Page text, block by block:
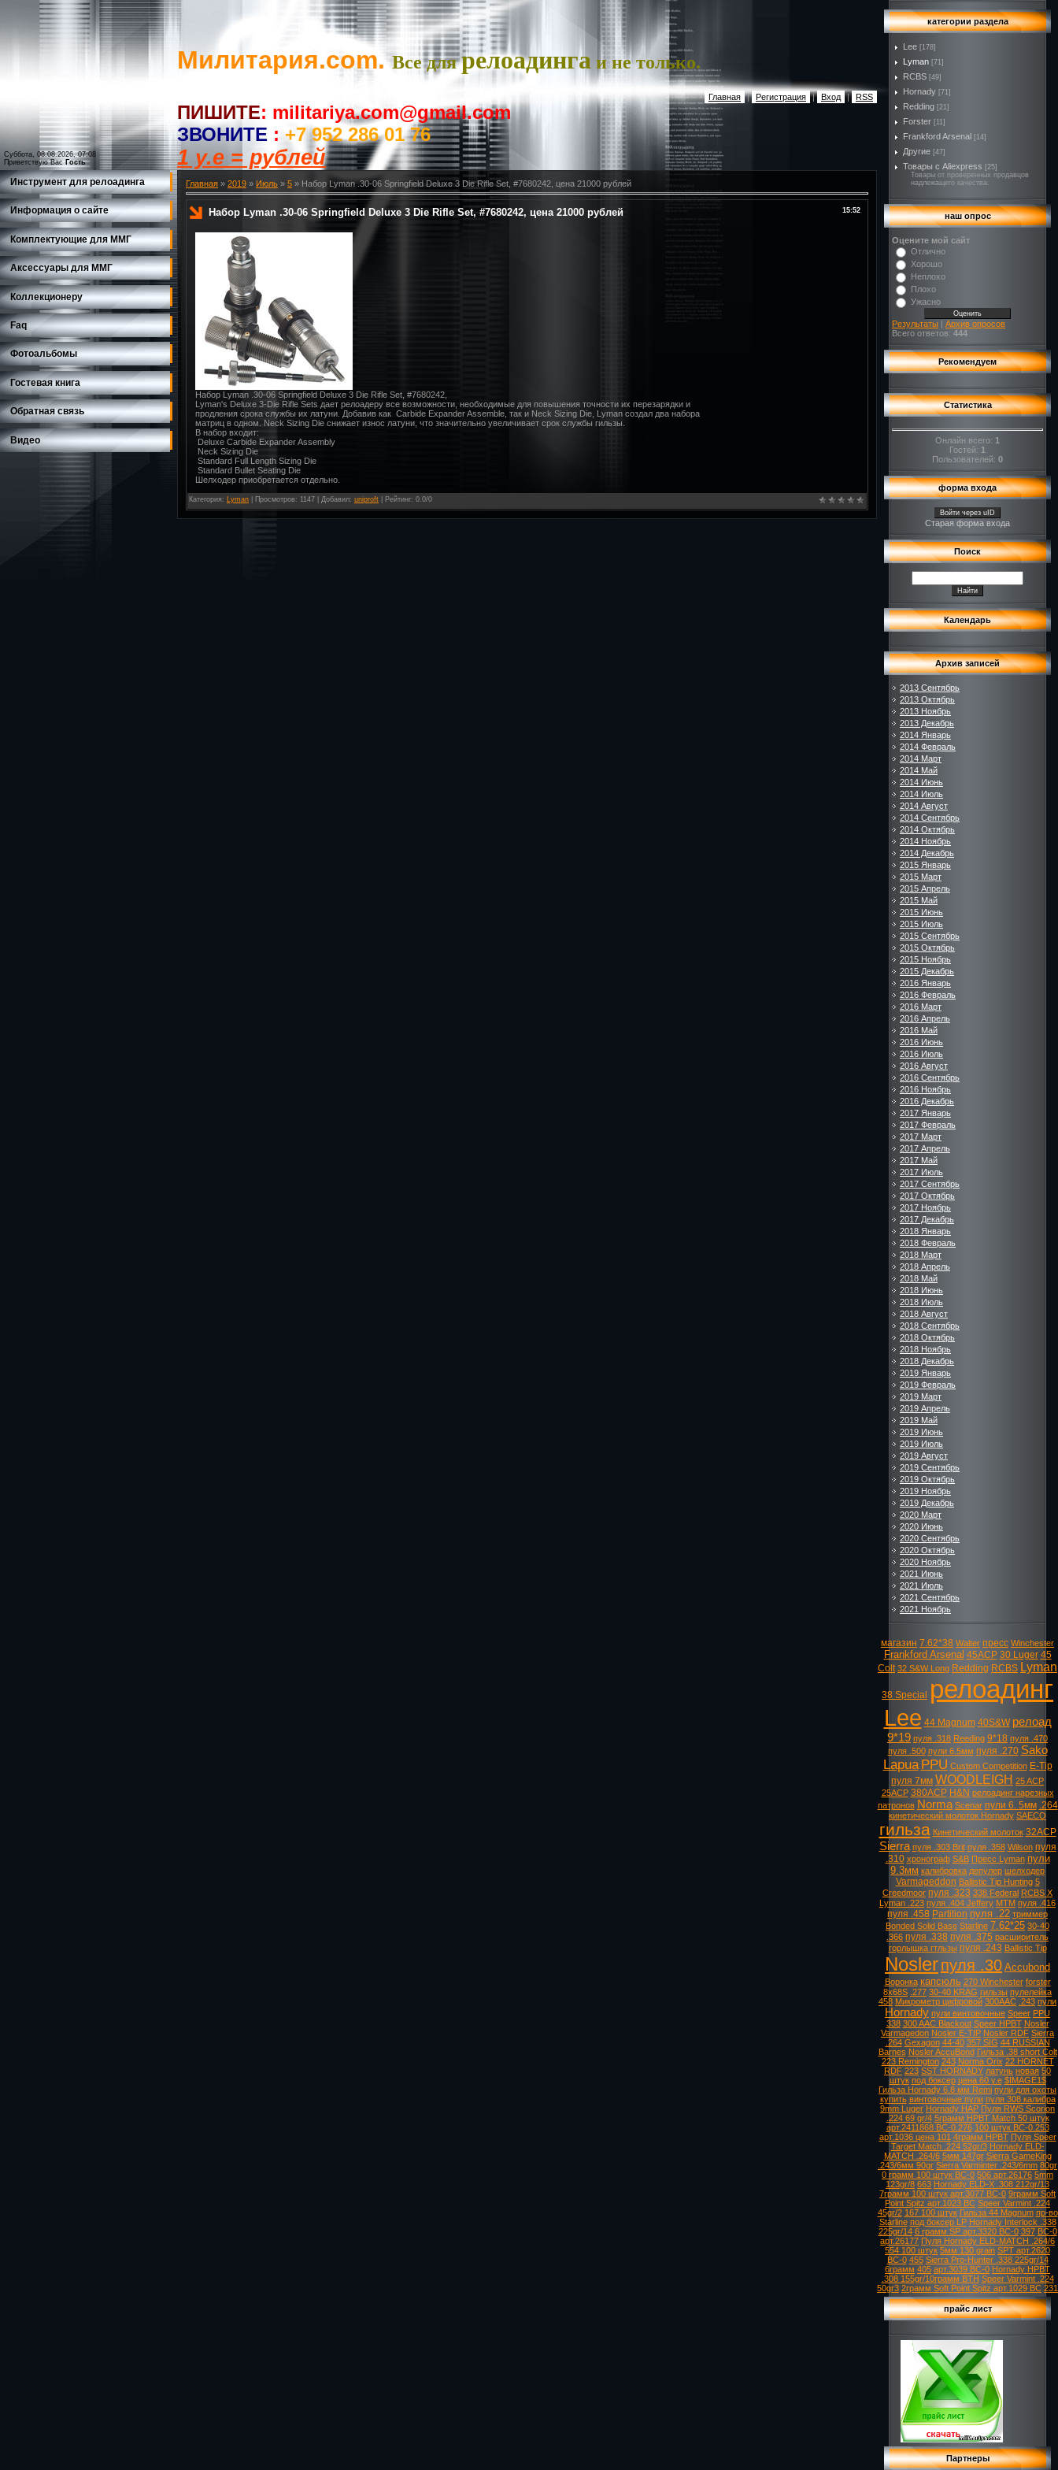
Суббота, 08.08.2026, 07:08
Приветствую Вас Гость
Милитария.com.Все длярелоадинга и не только.
Главная | Регистрация | Вход | RSS
ПИШИТЕ: militariya.com@gmail.com
ЗВОНИТЕ : +7 952 286 01 76
1 у.е = рублей
Инструмент для релоадинга
Информация о сайте
Комплектующие для ММГ
Аксессуары для ММГ
Коллекционеру
Faq
Фотоальбомы
Гостевая книга
Обратная связь
Видео
Главная » 2019 » Июль » 5 » Набор Lyman .30-06 Springfield Deluxe 3 Die Rifle Set, #7680242, цена 21000 рублей
15:52
Набор Lyman .30-06 Springfield Deluxe 3 Die Rifle Set, #7680242, цена 21000 рублей
Набор Lyman .30-06 Springfield Deluxe 3 Die Rifle Set, #7680242,
Lyman's Deluxe 3-Die Rifle Sets дает релоадеру все возможности, необходимые для повышения точности их перезарядки и
продления срока службы их латуни. Добавив как Carbide Expander Assemble, так и Neck Sizing Die, Lyman создал два набора
матриц в одном. Neck Sizing Die снижает износ латуни, что значительно увеличивает срок службы гильзы.
В набор входит:
Deluxe Carbide Expander Assembly
Neck Sizing Die
Standard Full Length Sizing Die
Standard Bullet Seating Die
Шелходер приобретается отдельно.
Категория: Lyman Просмотров: 1147 | Добавил: uniproft Рейтинг: 0.0/0
категории раздела
Lee [178]
Lyman [71]
RCBS [49]
Hornady [71]
Redding [21]
Forster [11]
Frankford Arsenal [14]
Другие [47]
Товары с Aliexpress [25]
Товары от проверенных продавцов
надлежащего качества.
наш опрос
Оцените мой сайт
Отлично
Хорошо
Неплохо
Плохо
Ужасно
Результаты | Архив опросов
Всего ответов: 444
Рекомендуем
Статистика
Онлайн всего: 1
Гостей: 1
Пользователей: 0
форма входа
Войти через uID
Старая форма входа
Поиск
Календарь
Архив записей
2013 Сентябрь
2013 Октябрь
2013 Ноябрь
2013 Декабрь
2014 Январь
2014 Февраль
2014 Март
2014 Май
2014 Июнь
2014 Июль
2014 Август
2014 Сентябрь
2014 Октябрь
2014 Ноябрь
2014 Декабрь
2015 Январь
2015 Март
2015 Апрель
2015 Май
2015 Июнь
2015 Июль
2015 Сентябрь
2015 Октябрь
2015 Ноябрь
2015 Декабрь
2016 Январь
2016 Февраль
2016 Март
2016 Апрель
2016 Май
2016 Июнь
2016 Июль
2016 Август
2016 Сентябрь
2016 Ноябрь
2016 Декабрь
2017 Январь
2017 Февраль
2017 Март
2017 Апрель
2017 Май
2017 Июль
2017 Сентябрь
2017 Октябрь
2017 Ноябрь
2017 Декабрь
2018 Январь
2018 Февраль
2018 Март
2018 Апрель
2018 Май
2018 Июнь
2018 Июль
2018 Август
2018 Сентябрь
2018 Октябрь
2018 Ноябрь
2018 Декабрь
2019 Январь
2019 Февраль
2019 Март
2019 Апрель
2019 Май
2019 Июнь
2019 Июль
2019 Август
2019 Сентябрь
2019 Октябрь
2019 Ноябрь
2019 Декабрь
2020 Март
2020 Июнь
2020 Сентябрь
2020 Октябрь
2020 Ноябрь
2021 Июнь
2021 Июль
2021 Сентябрь
2021 Ноябрь
магазин 7.62*38 Walter пресс Winchester
Frankford Arsenal 45ACP 30 Luger 45
Colt 32 S&W Long Redding RCBS Lyman
38 Special релоадинг
Lee 44 Magnum 40S&W релоад
9*19 пуля .318 Reeding 9*18 пуля .470
пуля .500 пули 6.5мм пуля .270 Sako
Lapua PPU Custom Competition E-Tip
пуля 7мм WOODLEIGH 25 ACP
25ACP 380ACP H&N релоадинг нарезных
патронов Norma Scenar пули 6. 5мм .264
кинетический молоток Hornady SAECO
гильза Кинетический молоток 32ACP
Sierra пуля .303 Brit пуля .358 Wilson пуля
.310 хронограф S&B Пресс Lyman пули
9.3мм калибровка депулер шелходер
Varmageddon Ballistic Tip Hunting 5
Creedmoor пуля .323 338 Federal RCBS X
Lyman .223 пуля .404 Jeffery MTM пуля .416
пуля .458 Partition пуля .22 триммер
Bonded Solid Base Starline 7.62*25 30-40
.366 пуля .338 пуля .375 расширитель
горлышка гтльзы пуля .243 Ballistic Tip
Noslerпуля .30 Accubond
Воронка капсюль 270 Winchester forster
8х68S .277 30-40 KRAG гильзы пулелейка
458 Микрометр цифровой 300AAC .243 пули
Hornady пули винтовочные Speer PPU
338 300 AAC Blackout Speer HPBT Nosler
Varmagedon Nosler E-TIP Nosler RDF Sierra
.264 Gexagon 44-40 357 SIG 44 RUSSIAN
Barnes Nosler AccuBond Гильза .38 short Colt
223 Remington 243 Norma Orix 22 HORNET
RDF 223 SST HORNADY латунь новая 50
штук под боксер цена 60 у.е $IMAGE1$
Гильза Hornady 6.8 мм Remi пули для охоты
купить винтовочные пули пуля 308 калибра
9mm Luger Hornady HAP Пуля RWS Scorion
.224 69 gr/4 5грамм HPBT Match 50 штук
арт.2411868 ВС-0.276 100 штук ВС-0.253
арт.1036 цена 101 4грамм HPBT Пуля Speer
Target Match .224 52gr/3 Hornady ELD-
MATCH .264/6 5мм 147gr Sierra GameKing
.243/6мм 90gr Sierra Varminter .243/6mm 80gr
0 грамм 100 штук ВС-0 506 арт.26176 5mm
123gr/8 663 Hornady ELD-X .308 212gr/13
7грамм 100 штук арт.3077 ВС-0 9грамм Soft
Point Spitz арт.1023 ВС Speer Varmint .224
45gr/2 167 100 штук Гильза 44 Magnum пр-во
Starline под боксер LP Hornady Interlock .338
225gr/14 6 грамм SP арт.3320 ВС-0 397 ВС-0
арт.26177 Пуля Hornady ELD-MATCH .264/6
554 100 штук 5мм 130 grain SPT арт.2620
ВС-0 455 Sierra Pro-Hunter .338 225gr/14
6грамм 405 арт.3039 ВС-0 Hornady HPBT
.308 155gr/10грамм BTH Speer Varmint .224
50gr3 2грамм Soft Point Spitz арт.1029 ВС 231
прайс лист
Партнеры